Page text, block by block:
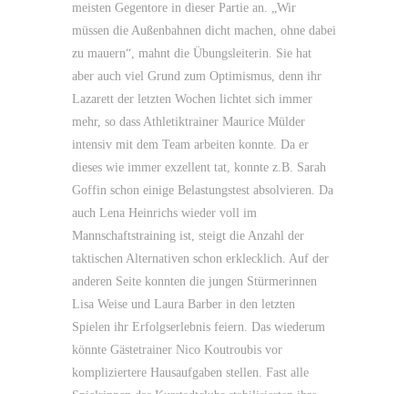
meisten Gegentore in dieser Partie an. „Wir
müssen die Außenbahnen dicht machen, ohne dabei
zu mauern“, mahnt die Übungsleiterin. Sie hat
aber auch viel Grund zum Optimismus, denn ihr
Lazarett der letzten Wochen lichtet sich immer
mehr, so dass Athletiktrainer Maurice Mülder
intensiv mit dem Team arbeiten konnte. Da er
dieses wie immer exzellent tat, konnte z.B. Sarah
Goffin schon einige Belastungstest absolvieren. Da
auch Lena Heinrichs wieder voll im
Mannschaftstraining ist, steigt die Anzahl der
taktischen Alternativen schon erklecklich. Auf der
anderen Seite konnten die jungen Stürmerinnen
Lisa Weise und Laura Barber in den letzten
Spielen ihr Erfolgserlebnis feiern. Das wiederum
könnte Gästetrainer Nico Koutroubis vor
kompliziertere Hausaufgaben stellen. Fast alle